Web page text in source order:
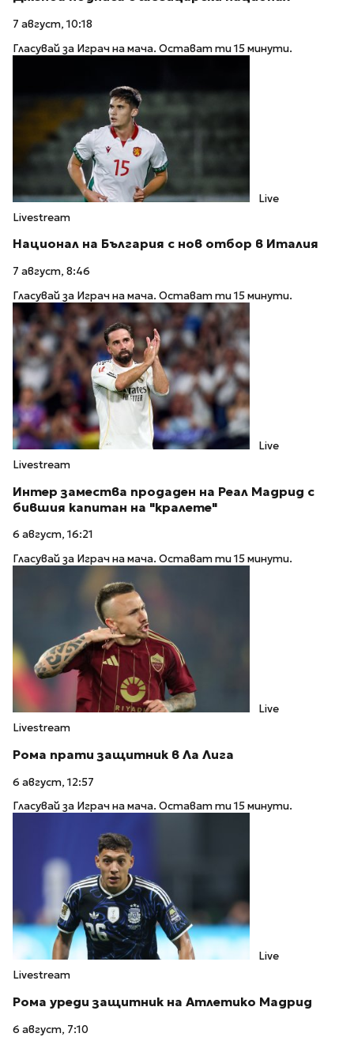
7 август, 10:18
Гласувай за Играч на мача. Остават ти 15 минути.
Live
Livestream
Национал на България с нов отбор в Италия
7 август, 8:46
Гласувай за Играч на мача. Остават ти 15 минути.
Live
Livestream
Интер замества продаден на Реал Мадрид с
бившия капитан на "кралете"
6 август, 16:21
Гласувай за Играч на мача. Остават ти 15 минути.
Live
Livestream
Рома прати защитник в Ла Лига
6 август, 12:57
Гласувай за Играч на мача. Остават ти 15 минути.
Live
Livestream
Рома уреди защитник на Атлетико Мадрид
6 август, 7:10